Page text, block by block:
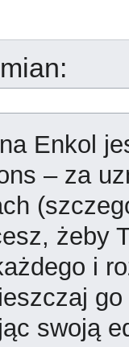
Enkol
– za
żeby
i
swoją